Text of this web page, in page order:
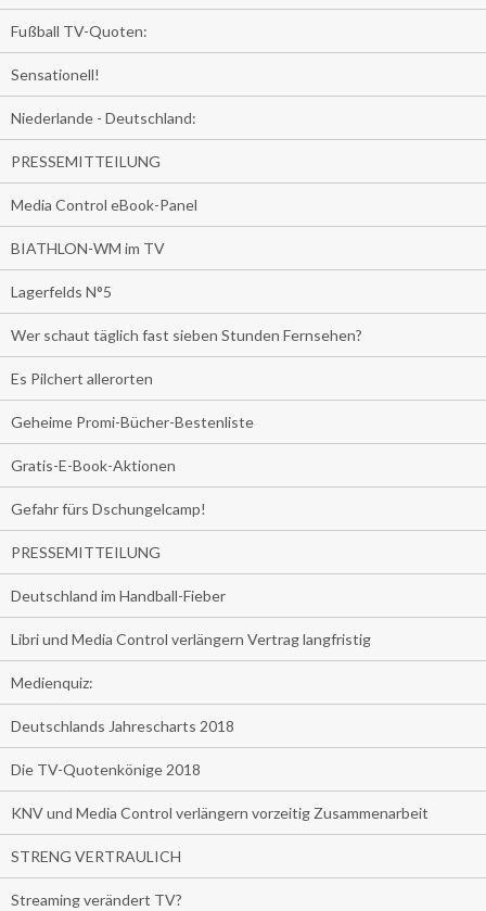
Fußball TV-Quoten:
Sensationell!
Niederlande - Deutschland:
PRESSEMITTEILUNG
Media Control eBook-Panel
BIATHLON-WM im TV
Lagerfelds N°5
Wer schaut täglich fast sieben Stunden Fernsehen?
Es Pilchert allerorten
Geheime Promi-Bücher-Bestenliste
Gratis-E-Book-Aktionen
Gefahr fürs Dschungelcamp!
PRESSEMITTEILUNG
Deutschland im Handball-Fieber
Libri und Media Control verlängern Vertrag langfristig
Medienquiz:
Deutschlands Jahrescharts 2018
Die TV-Quotenkönige 2018
KNV und Media Control verlängern vorzeitig Zusammenarbeit
STRENG VERTRAULICH
Streaming verändert TV?